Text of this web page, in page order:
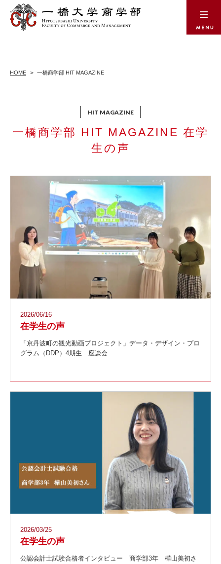
HOME 一橋商学部 HIT MAGAZINE
一橋商学部 HIT MAGAZINE 在学
生の声
2026/06/16
在学生の声
「京丹波町の観光動画プロジェクト」データ・デザイン・プロ
グラム（DDP）4期生 座談会
2026/03/25
在学生の声
公認会計士試験合格者インタビュー 商学部3年 樺山美初さ